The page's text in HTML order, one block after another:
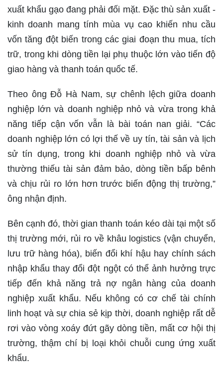
xuất khẩu gạo đang phải đối mặt. Đặc thù sản xuất -
kinh doanh mang tính mùa vụ cao khiến nhu cầu
vốn tăng đột biến trong các giai đoạn thu mua, tích
trữ, trong khi dòng tiền lại phụ thuộc lớn vào tiến độ
giao hàng và thanh toán quốc tế.
Theo ông Đỗ Hà Nam, sự chênh lệch giữa doanh
nghiệp lớn và doanh nghiệp nhỏ và vừa trong khả
năng tiếp cận vốn vẫn là bài toán nan giải. “Các
doanh nghiệp lớn có lợi thế về uy tín, tài sản và lịch
sử tín dụng, trong khi doanh nghiệp nhỏ và vừa
thường thiếu tài sản đảm bảo, dòng tiền bấp bênh
và chịu rủi ro lớn hơn trước biến động thị trường,”
ông nhận định.
Bên cạnh đó, thời gian thanh toán kéo dài tại một số
thị trường mới, rủi ro về khâu logistics (vận chuyển,
lưu trữ hàng hóa), biến đổi khí hậu hay chính sách
nhập khẩu thay đổi đột ngột có thể ảnh hưởng trực
tiếp đến khả năng trả nợ ngân hàng của doanh
nghiệp xuất khẩu. Nếu không có cơ chế tài chính
linh hoạt và sự chia sẻ kịp thời, doanh nghiệp rất dễ
rơi vào vòng xoáy đứt gãy dòng tiền, mất cơ hội thị
trường, thậm chí bị loại khỏi chuỗi cung ứng xuất
khẩu.